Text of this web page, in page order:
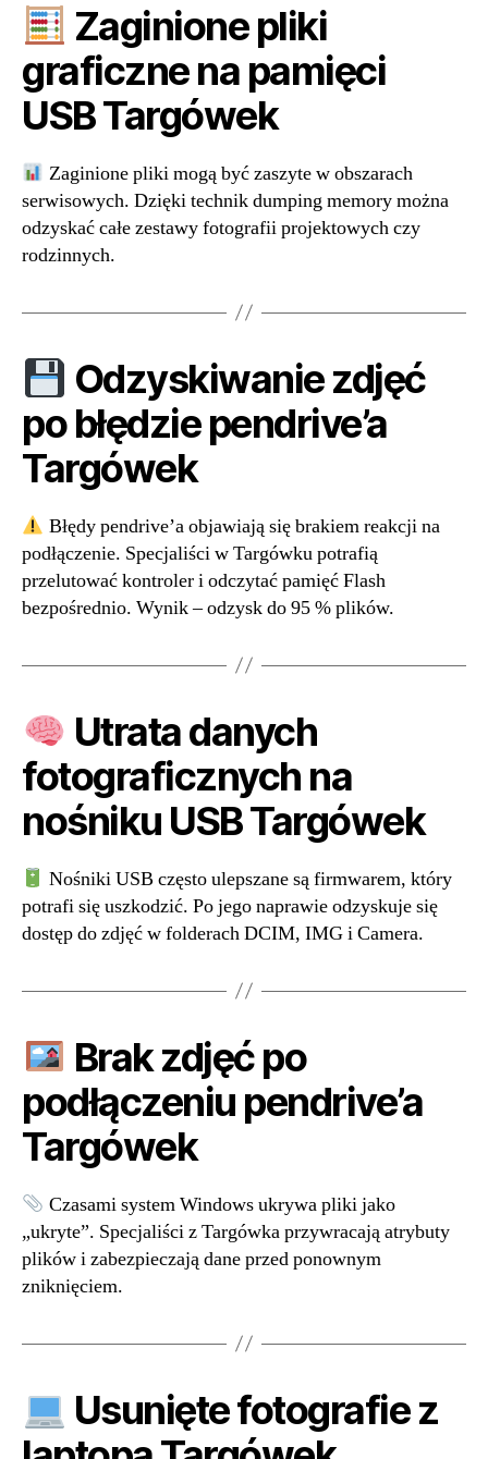
Zaginione pliki
graficzne na pamięci
USB Targówek
Zaginione pliki mogą być zaszyte w obszarach
serwisowych. Dzięki technik dumping memory można
odzyskać całe zestawy fotografii projektowych czy
rodzinnych.
Odzyskiwanie zdjęć
po błędzie pendrive’a
Targówek
Błędy pendrive’a objawiają się brakiem reakcji na
podłączenie. Specjaliści w Targówku potrafią
przelutować kontroler i odczytać pamięć Flash
bezpośrednio. Wynik – odzysk do 95 % plików.
Utrata danych
fotograficznych na
nośniku USB Targówek
Nośniki USB często ulepszane są firmwarem, który
potrafi się uszkodzić. Po jego naprawie odzyskuje się
dostęp do zdjęć w folderach DCIM, IMG i Camera.
Brak zdjęć po
podłączeniu pendrive’a
Targówek
Czasami system Windows ukrywa pliki jako
„ukryte”. Specjaliści z Targówka przywracają atrybuty
plików i zabezpieczają dane przed ponownym
zniknięciem.
Usunięte fotografie z